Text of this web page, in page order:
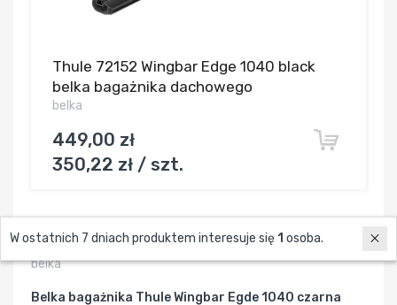
Thule 72152 Wingbar Edge 1040 black
belka bagażnika dachowego
belka
449,00 zł
350,22 zł / szt.
Thule 72152 Wingbar Edge 1040 black
belka bagażnika dachowego
belka
Belka bagażnika Thule Wingbar Egde 1040 czarna
W ostatnich 7 dniach produktem interesuje się 1 osoba.